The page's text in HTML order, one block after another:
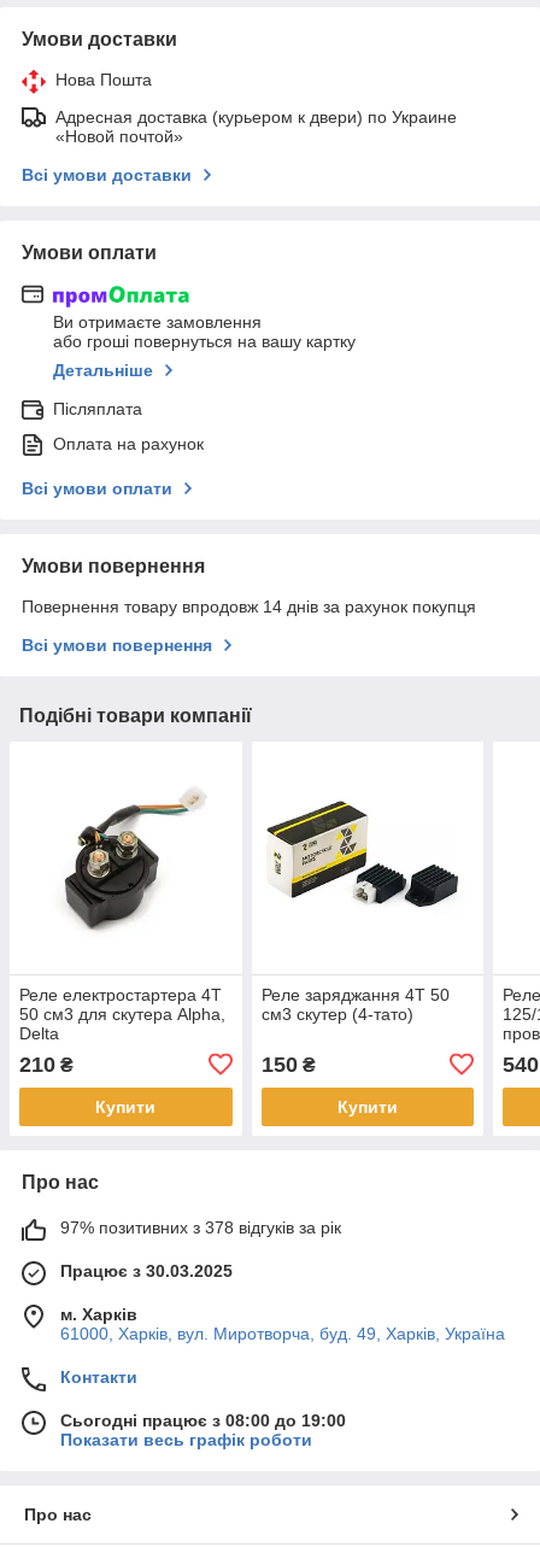
Умови доставки
Нова Пошта
Адресная доставка (курьером к двери) по Украине
«Новой почтой»
Всі умови доставки
Умови оплати
Ви отримаєте замовлення
або гроші повернуться на вашу картку
Детальніше
Післяплата
Оплата на рахунок
Всі умови оплати
Умови повернення
Повернення товару впродовж 14 днів за рахунок покупця
Всі умови повернення
Подібні товари компанії
Реле електростартера 4T
50 см3 для скутера Alpha,
Delta
210 ₴
Купити
Реле заряджання 4T 50
см3 скутер (4-тато)
150₴
Купити
125/
540
Про нас
97% позитивних з 378 відгуків за рік
Працює з 30.03.2025
м. Харків
61000, Харків, вул. Миротворча, буд. 49, Харків, Україна
Контакти
Сьогодні працює з 08:00 до 19:00
Показати весь графік роботи
Про нас